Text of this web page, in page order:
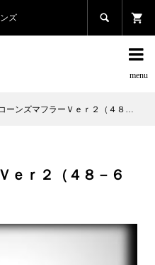
ズ 

ーンズマフラーＶｅｒ２（４８－６０）
ｅｒ２（４８－６